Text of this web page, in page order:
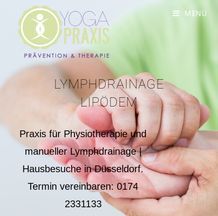
MENÜ
LYMPHDRAINAGE
LIPÖDEM
Praxis für Physiotherapie und
manueller Lymphdrainage |
Hausbesuche in Düsseldorf.
Termin vereinbaren: 0174
2331133